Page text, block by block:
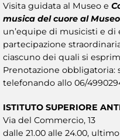
Visita guidata al Museo e
musica del cuore al Museo
un’equipe di musicisti e
partecipazione
ciascuno dei quali si
Prenotazione obbligatoria:
telefonando allo 06/
ISTITUTO SUPERIORE
Via del Commercio, 13
dalle 21.00 alle 24.00,